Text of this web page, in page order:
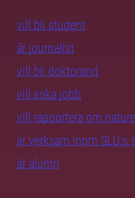
vill bli student
är journalist
vill bli doktorand
vill söka jobb
vill rapportera om
är verksam inom SLU:s
är alumn